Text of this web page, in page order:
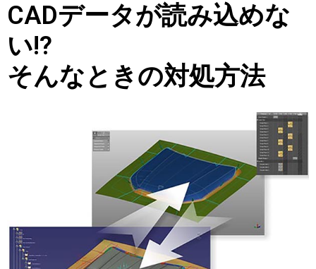
CADデータが読み込めな
い!?
そんなときの対処方法